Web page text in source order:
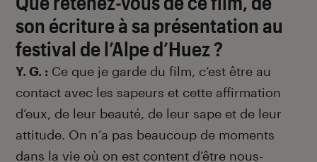
son écriture à sa présentation au
festival de l’Alpe d’Huez ?
Y. G. : Ce que je garde du film, c’est être au
contact avec les sapeurs et cette affirmation
d’eux, de leur beauté, de leur sape et de leur
attitude. On n’a pas beaucoup de moments
dans la vie où on est content d’être nous-